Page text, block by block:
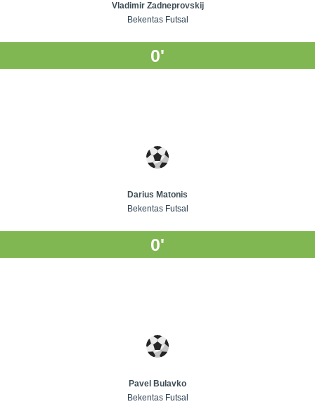
Vladimir Zadneprovskij
Bekentas Futsal
0'
Darius Matonis
Bekentas Futsal
0'
Pavel Bulavko
Bekentas Futsal